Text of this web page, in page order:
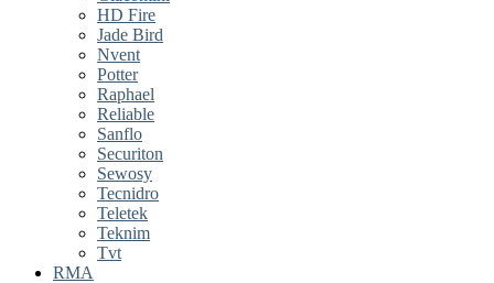
HD Fire
Jade Bird
Nvent
Potter
Raphael
Reliable
Sanflo
Securiton
Sewosy
Tecnidro
Teletek
Teknim
Tvt
RMA